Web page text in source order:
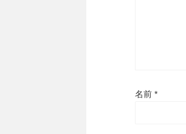
名前 *